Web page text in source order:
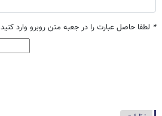
* لطفا حاصل عبارت را در جعبه متن روبرو وارد کنید